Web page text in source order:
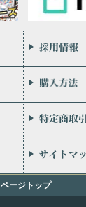
会社案内
お問い合わせ
個人情報保護方針
リンク
ページトップ